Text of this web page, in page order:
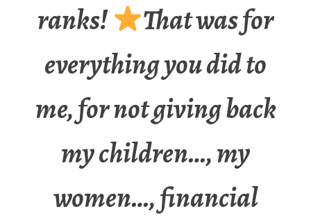
ranks!
That was for
everything you did to
me, for not giving back
my children…, my
women…, financial